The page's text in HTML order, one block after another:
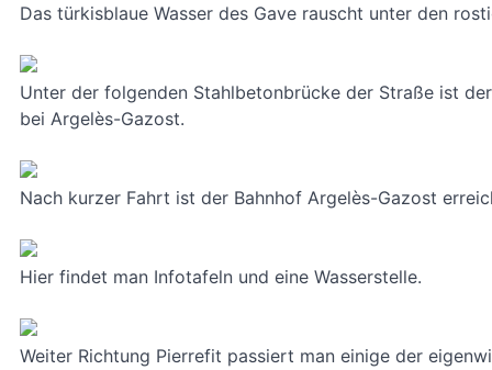
Das türkisblaue Wasser des Gave rauscht unter den
Unter der folgenden Stahlbetonbrücke der Straße ist
bei Argelès-Gazost.
Nach kurzer Fahrt ist der Bahnhof Argelès-Gazost
Hier findet man Infotafeln und eine Wasserstelle.
Weiter Richtung Pierrefit passiert man einige der